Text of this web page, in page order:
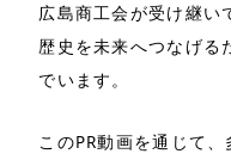
広島商工会が受け継い
歴史を未来へつなげる
でいます。
このPR動画を通じて